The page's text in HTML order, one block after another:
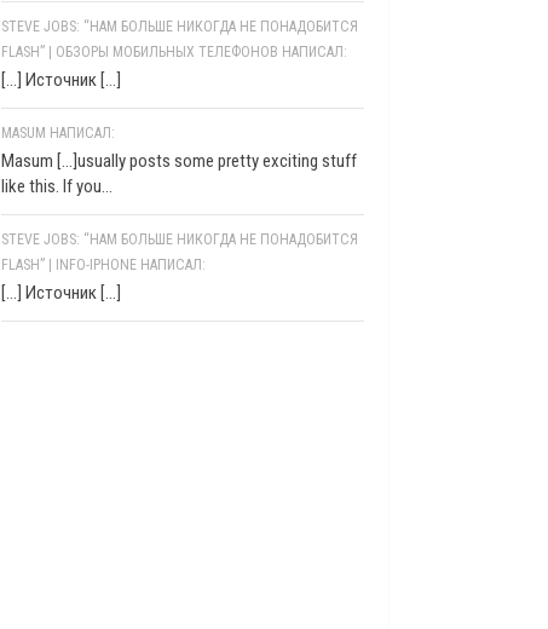
STEVE JOBS: “НАМ БОЛЬШЕ НИКОГДА НЕ ПОНАДОБИТСЯ
FLASH” | ОБЗОРЫ МОБИЛЬНЫХ ТЕЛЕФОНОВ НАПИСАЛ:
[…] Источник […]
MASUM НАПИСАЛ:
Masum [...]usually posts some pretty exciting stuff
like this. If you...
STEVE JOBS: “НАМ БОЛЬШЕ НИКОГДА НЕ ПОНАДОБИТСЯ
FLASH” | INFO-IPHONE НАПИСАЛ:
[…] Источник […]